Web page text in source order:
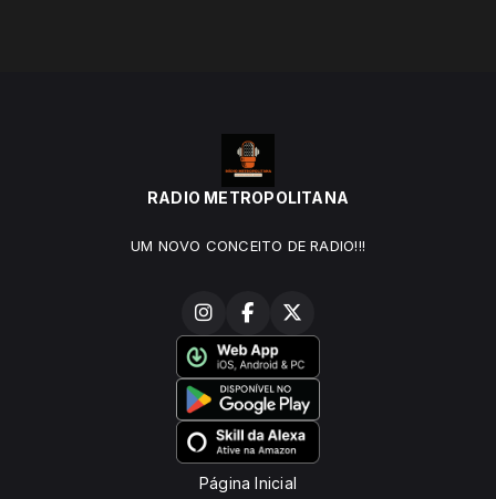
RADIO METROPOLITANA
UM NOVO CONCEITO DE RADIO!!!
Página Inicial